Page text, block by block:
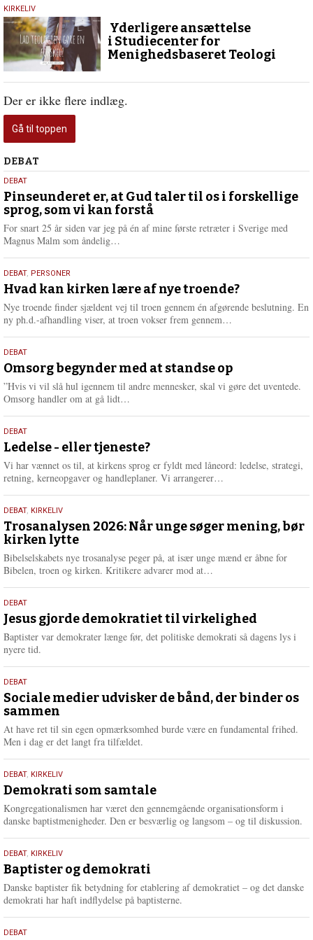
1.
juli
2020
KIRKELIV
Yderligere ansættelse
i Studiecenter for
Menighedsbaseret Teologi
Der er ikke flere indlæg.
Gå til toppen
Debat
DEBAT
5.
august
2026
DEBAT
Pinseunderet er, at Gud taler til os i forskellige
sprog, som vi kan forstå
For snart 25 år siden var jeg på én af mine første retræter i Sverige med
Magnus Malm som åndelig…
e
r
e
25.
juli
2026
DEBAT, PERSONER
Hvad kan kirken lære af nye troende?
Nye troende finder sjældent vej til troen gennem én afgørende beslutning. En
ny ph.d.-afhandling viser, at troen vokser frem gennem…
e
r
e
9.
juli
2026
DEBAT
Omsorg begynder med at standse op
”Hvis vi vil slå hul igennem til andre mennesker, skal vi gøre det uventede.
Omsorg handler om at gå lidt…
e
r
e
10.
juni
2026
DEBAT
Ledelse - eller tjeneste?
Vi har vænnet os til, at kirkens sprog er fyldt med låneord: ledelse, strategi,
retning, kerneopgaver og handleplaner. Vi arrangerer…
e
2.
juni
2026
DEBAT, KIRKELIV
Trosanalysen 2026: Når unge søger mening, bør
kirken lytte
Bibelselskabets nye trosanalyse peger på, at især unge mænd er åbne for
Bibelen, troen og kirken. Kritikere advarer mod at…
e
r
18.
maj
2026
DEBAT
Jesus gjorde demokratiet til virkelighed
Baptister var demokrater længe før, det politiske demokrati så dagens lys i
nyere tid.
18.
maj
2026
DEBAT
Sociale medier udvisker de bånd, der binder os
sammen
At have ret til sin egen opmærksomhed burde være en fundamental frihed.
Men i dag er det langt fra tilfældet.
18.
maj
2026
DEBAT, KIRKELIV
Demokrati som samtale
Kongregationalismen har været den gennemgående organisationsform i
danske baptistmenigheder. Den er besværlig og langsom – og til diskussion.
18.
maj
2026
DEBAT, KIRKELIV
Baptister og demokrati
Danske baptister fik betydning for etablering af demokratiet – og det danske
demokrati har haft indflydelse på baptisterne.
18.
DEBAT